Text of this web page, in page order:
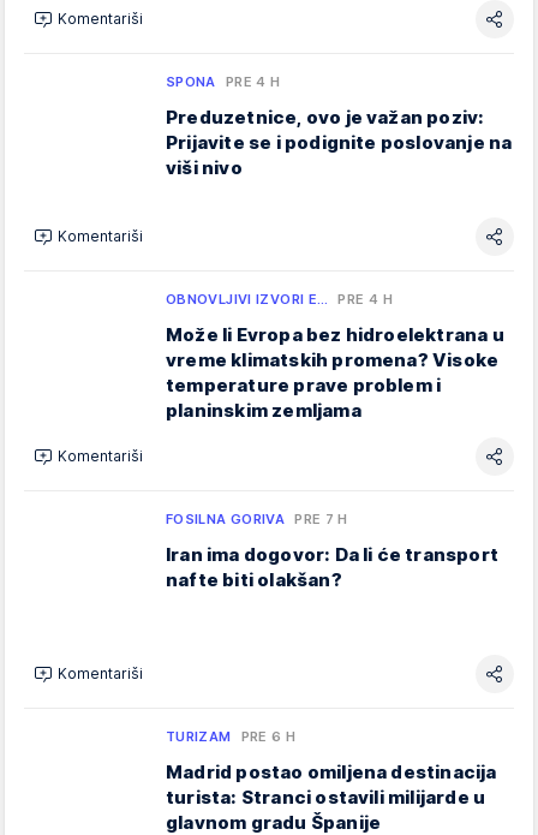
Komentariši
SPONA PRE 4 H
Preduzetnice, ovo je važan poziv:
Prijavite se i podignite poslovanje na
viši nivo
Komentariši
OBNOVLJIVI IZVORI E… PRE 4 H
Može li Evropa bez hidroelektrana u
vreme klimatskih promena? Visoke
temperature prave problem i
planinskim zemljama
Komentariši
FOSILNA GORIVA PRE 7 H
Iran ima dogovor: Da li će transport
nafte biti olakšan?
Komentariši
TURIZAM PRE 6 H
Madrid postao omiljena destinacija
turista: Stranci ostavili milijarde u
glavnom gradu Španije